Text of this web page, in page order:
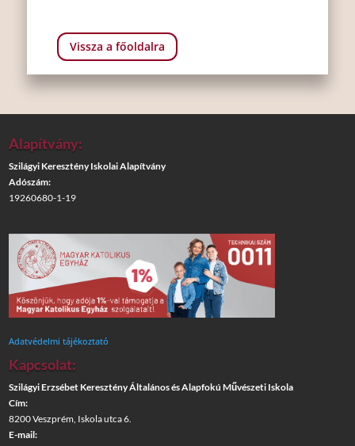
Vissza a főoldalra
Alapítvány:
Szilágyi Keresztény Iskolai Alapítvány
Adószám:
19260680-1-19
Adatvédelmi tájékoztató
Kapcsolat:
Szilágyi Erzsébet Keresztény Általános és Alapfokú Művészeti Iskola
Cím:
8200 Veszprém, Iskola utca 6.
E-mail: